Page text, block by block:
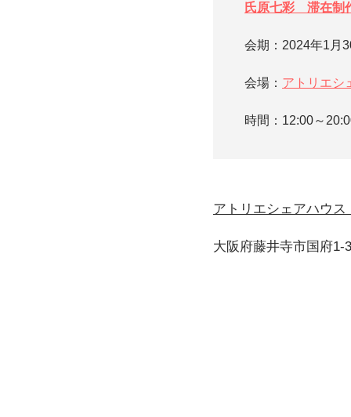
氏原七彩 滞在制
会期：2024年1月
会場： アトリエシ
時間：12:00～
アトリエシェアハウス
大阪府藤井寺市国府1-